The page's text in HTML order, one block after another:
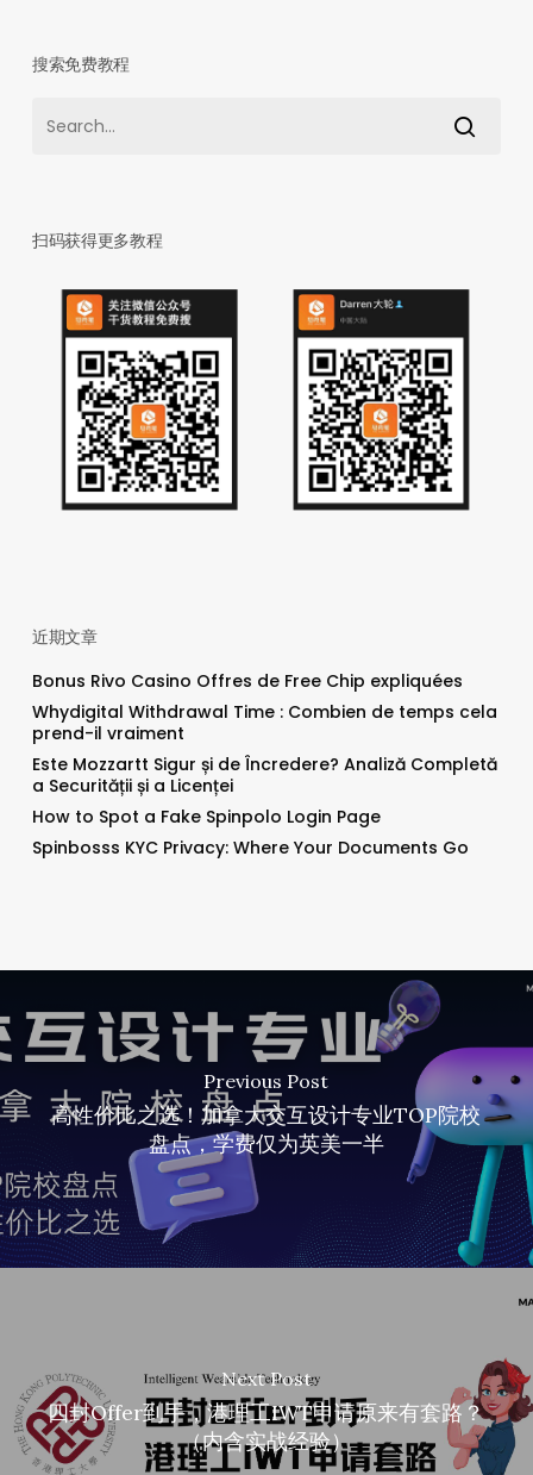
搜索免费教程
扫码获得更多教程
近期文章
Bonus Rivo Casino Offres de Free Chip expliquées
Whydigital Withdrawal Time : Combien de temps cela
prend-il vraiment
Este Mozzartt Sigur și de Încredere? Analiză Completă
a Securității și a Licenței
How to Spot a Fake Spinpolo Login Page
Spinbosss KYC Privacy: Where Your Documents Go
Previous Post
高性价比之选！加拿大交互设计专业TOP院校
盘点，学费仅为英美一半
Next Post
四封Offer到手，港理工IWT申请原来有套路？
（内含实战经验）